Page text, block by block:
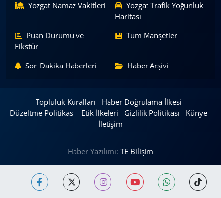
Yozgat Namaz Vakitleri
Yozgat Trafik Yoğunluk
Haritası
Puan Durumu ve
Fikstür
Tüm Manşetler
Son Dakika Haberleri Haber Arşivi
Topluluk Kuralları
Haber Doğrulama İlkesi
Düzeltme Politikası
Etik İlkeleri Gizlilik Politikası
Künye
İletişim
Haber Yazılımı: TE Bilişim